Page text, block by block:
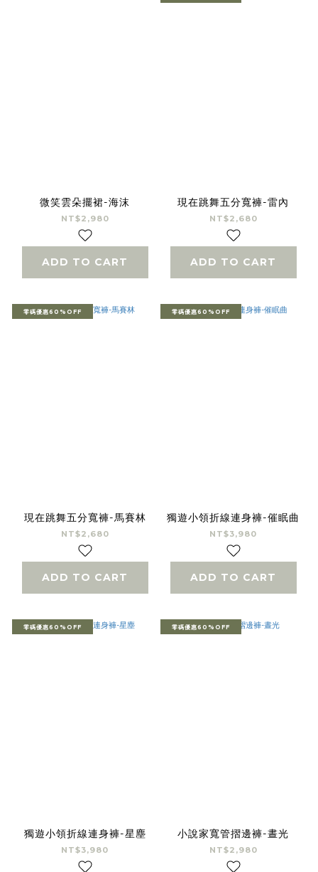
微笑雲朵擺裙-海沫
NT$2,980
ADD TO CART
現在跳舞五分寬褲-雷內
NT$2,680
ADD TO CART
零碼優惠60%OFF
現在跳舞五分寬褲-馬賽林
NT$2,680
ADD TO CART
零碼優惠60%OFF
獨遊小領折線連身褲-催眠曲
NT$3,980
ADD TO CART
零碼優惠60%OFF
獨遊小領折線連身褲-星塵
NT$3,980
零碼優惠60%OFF
小說家寬管摺邊褲-晝光
NT$2,980